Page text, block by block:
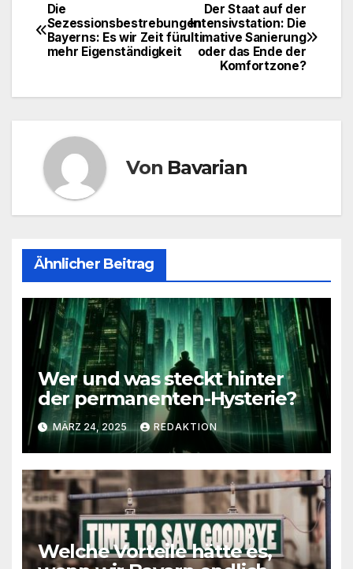
Beitragsnavigation
Der Staat auf der
Intensivstation: Die
ultimative Sanierung
oder das Ende der
Komfortzone?
Die
Sezessionsbestrebungen
Bayerns: Es wir Zeit für
mehr Eigenständigkeit
Von Bavarian
Ähnlicher Beitrag
Wer und was steckt hinter
der permanenten-Hysterie?
MÄRZ 24, 2025 REDAKTION
Welche Vorteile hätte es,